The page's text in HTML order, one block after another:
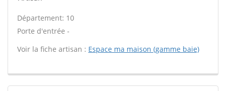
Département: 10
Porte d'entrée -
Voir la fiche artisan : Espace ma maison (gamme baie)